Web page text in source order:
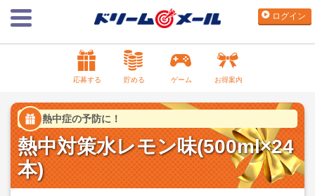
ログイン
応募する 貯める ゲーム お得案内
熱中症の予防に！
熱中対策水レモン味(500ml×24
本)